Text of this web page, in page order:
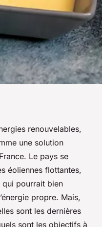
pour
?
lecture
renouvelables,
une solution
Le pays se
éoliennes flottantes,
qui pourrait bien
propre. Mais,
sont les dernières
sont les objectifs à